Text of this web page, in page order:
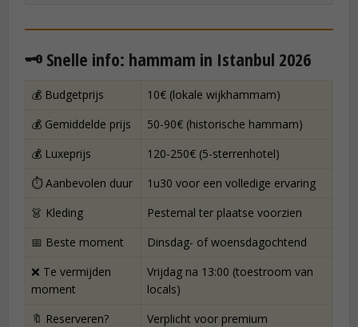
🗝️ Snelle info: hammam in Istanbul 2026
💰 Budgetprijs
10€ (lokale wijkhammam)
💰 Gemiddelde prijs
50-90€ (historische hammam)
💰 Luxeprijs
120-250€ (5-sterrenhotel)
⏱️ Aanbevolen duur
1u30 voor een volledige ervaring
👗 Kleding
Pestemal ter plaatse voorzien
📅 Beste moment
Dinsdag- of woensdagochtend
❌ Te vermijden
moment
Vrijdag na 13:00 (toestroom van
locals)
🔖 Reserveren?
Verplicht voor premium